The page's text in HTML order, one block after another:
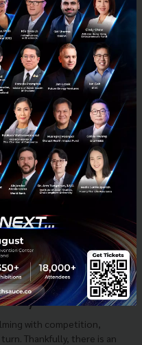
HUBBA
ารแข่งขันและความเร่งรีบ วิถี
เวลาในการพักผ่อนหรือดูแล
หม่ที...
"Urban Living
by HUBBA
with competition,
Thankfully, there is an